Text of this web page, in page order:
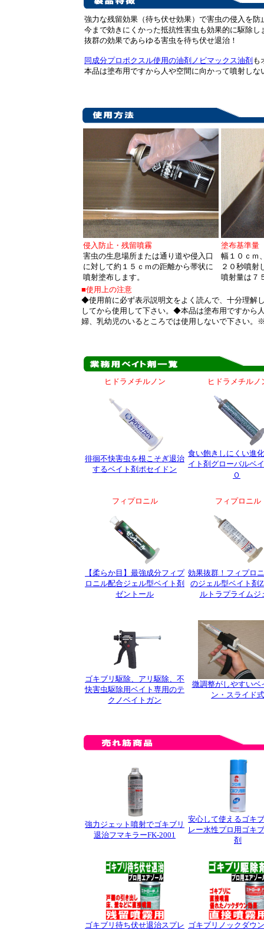
強力な残留効果（待ち伏せ効果）で害虫の侵入を防
今まで効きにくかった抵抗性害虫も効果的に駆除し
抜群の効果であらゆる害虫を待ち伏せ退治！
同成分プロポクスル使用の油剤ノビマックス油剤 も
本品は塗布用ですから人や空間に向かって噴射しな
侵入防止・残留噴霧
害虫の生息場所または通り道や侵入口
に対して約１５ｃｍの距離から帯状に
噴射塗布します。
塗布基準量
幅１０ｃｍ
２０秒噴射
噴射量は７
■使用上の注意
◆使用前に必ず表示説明文をよく読んで、十分理解
してから使用して下さい。◆本品は塗布用ですから
婦、乳幼児のいるところでは使用しないで下さい
ヒドラメチルノン ヒドラメチルノ
徘徊不快害虫を根こそぎ退治
するベイト剤ポセイドン
食い飽きしにくい進
イト剤グローバルベ
Ｏ
フィプロニル フィプロニル
【柔らか目】最強成分フィプ
ロニル配合ジェル型ベイト剤
ゼントール
効果抜群！フィプロ
のジェル型ベイト剤
ルトラプライムジ
ゴキブリ駆除、アリ駆除、不
快害虫駆除用ベイト専用のテ
クノベイトガン
微調整がしやすいベ
ン・スライド式
強力ジェット噴射でゴキブリ
退治フマキラーFK-2001
安心して使えるゴキ
レー水性プロ用ゴキ
剤
ゴキブリ待ち伏せ退治スプレ ゴキブリノックダウ